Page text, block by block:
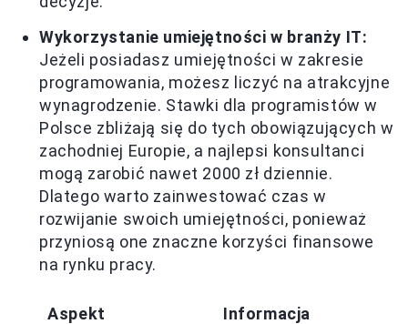
Wykorzystanie umiejętności w branży IT:
Jeżeli posiadasz umiejętności w zakresie
programowania, możesz liczyć na atrakcyjne
wynagrodzenie. Stawki dla programistów w
Polsce zbliżają się do tych obowiązujących w
zachodniej Europie, a najlepsi konsultanci
mogą zarobić nawet 2000 zł dziennie.
Dlatego warto zainwestować czas w
rozwijanie swoich umiejętności, ponieważ
przyniosą one znaczne korzyści finansowe
na rynku pracy.
Aspekt Informacja